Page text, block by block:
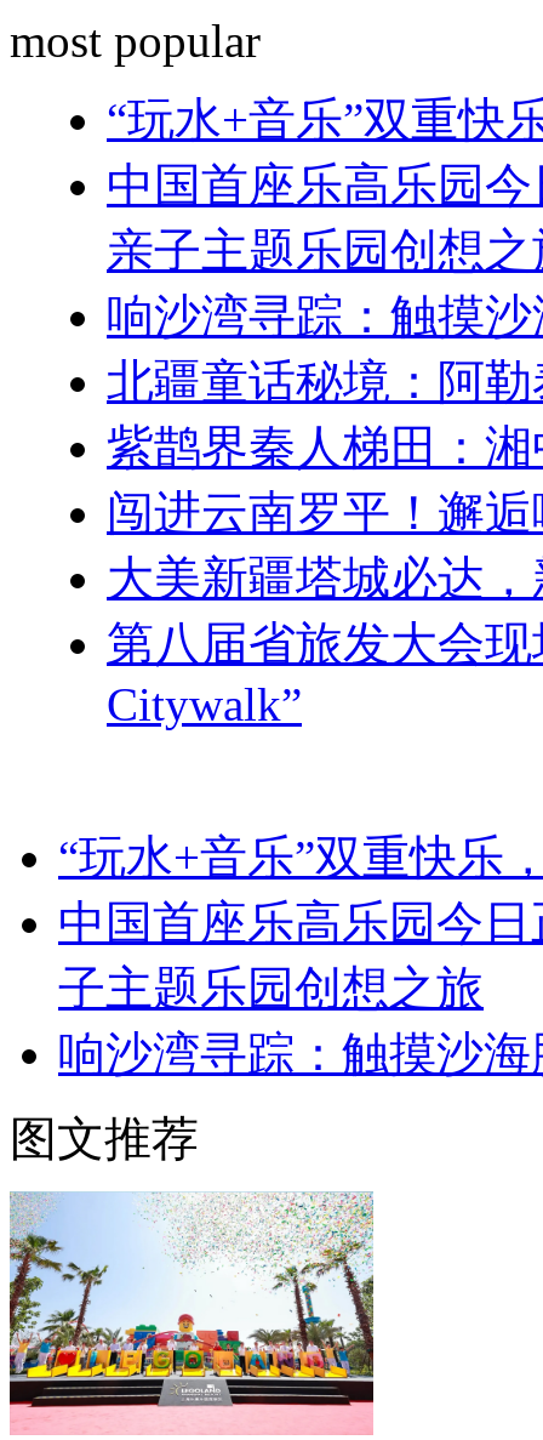
most popular
“玩水+音乐”双重快
中国首座乐高乐园
亲子主题乐园创想之
响沙湾寻踪：触摸
北疆童话秘境：阿
紫鹊界秦人梯田：
闯进云南罗平！邂
大美新疆塔城必达
第八届省旅发大会
Citywalk”
“玩水+音乐”双重快乐
中国首座乐高乐园今
子主题乐园创想之旅
响沙湾寻踪：触摸沙
图文推荐